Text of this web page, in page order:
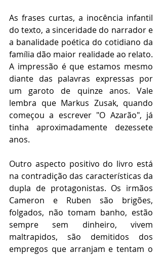
As frases curtas, a inocência infantil
do texto, a sinceridade do narrador e
a banalidade poética do cotidiano da
família dão maior realidade ao relato.
A impressão é que estamos mesmo
diante das palavras expressas por
um garoto de quinze anos. Vale
lembra que Markus Zusak, quando
começou a escrever "O Azarão", já
tinha aproximadamente dezessete
anos.
Outro aspecto positivo do livro está
na contradição das características da
dupla de protagonistas. Os irmãos
Cameron e Ruben são brigões,
folgados, não tomam banho, estão
sempre sem dinheiro, vivem
maltrapidos, são demitidos dos
empregos que arranjam e tentam o